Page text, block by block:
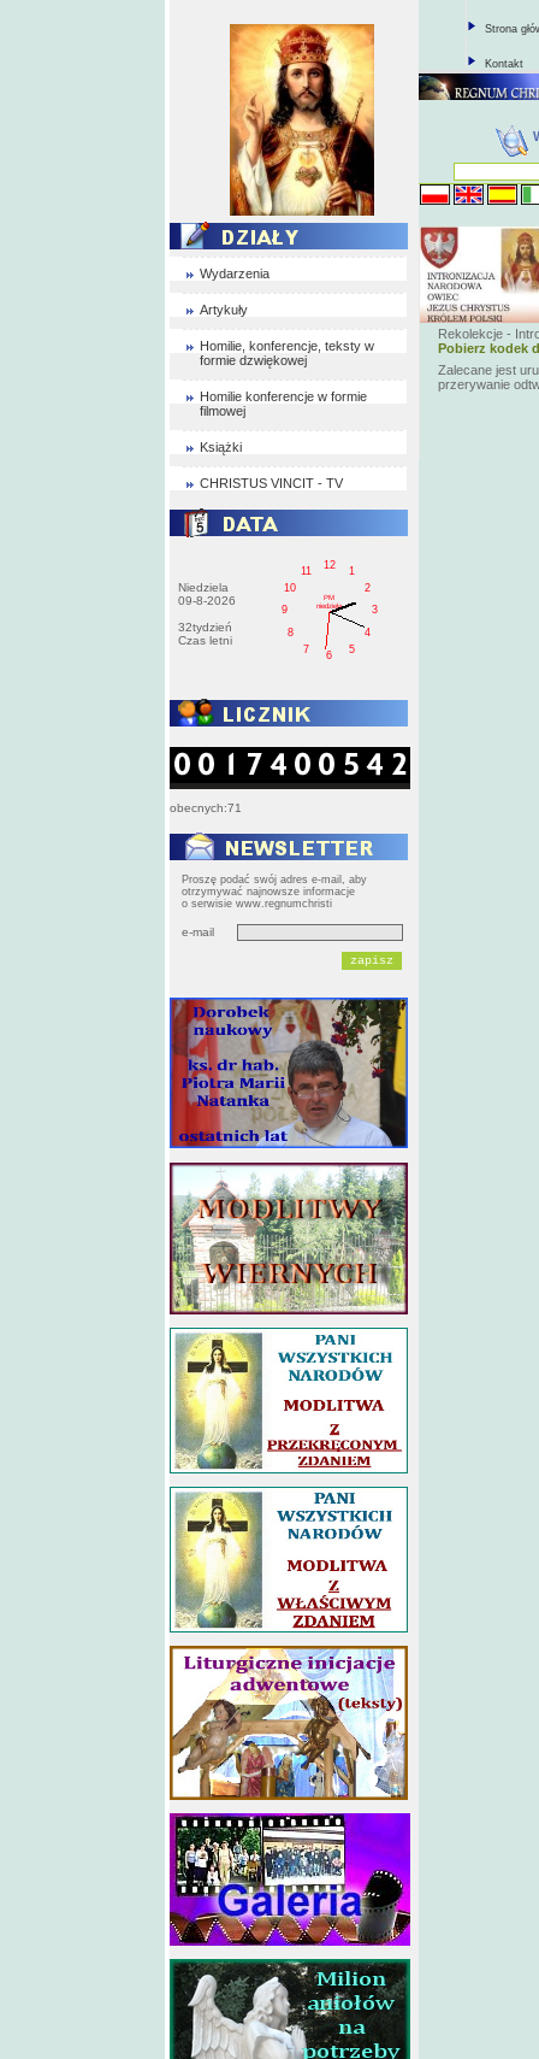
Wydarzenia
Artykuły
Homilie, konferencje, teksty w
formie dzwiękowej
Homilie konferencje w formie
filmowej
Książki
CHRISTUS VINCIT - TV
Niedziela
09-8-2026
32tydzień
Czas letni
1
2
3
4
5
6
7
8
9
10
11
12
PM
niedziela
obecnych:71
Proszę podać swój adres e-mail, aby
otrzymywać najnowsze informacje
o serwisie www.regnumchristi
e-mail
Strona
Kontakt
Rekolekcje -
Pobierz kodek
Zalecane jest
przerywanie